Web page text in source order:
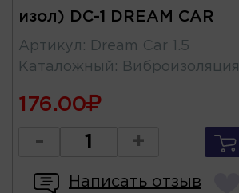
изол) DC-1 DREAM CAR
Артикул :
Dream Car 1.5
Каталожный : Виброизоляция
176.00
- +
Написать отзыв